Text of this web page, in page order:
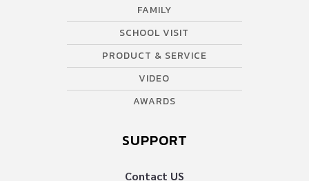
FAMILY
SCHOOL VISIT
PRODUCT & SERVICE
VIDEO
AWARDS
SUPPORT
Contact US